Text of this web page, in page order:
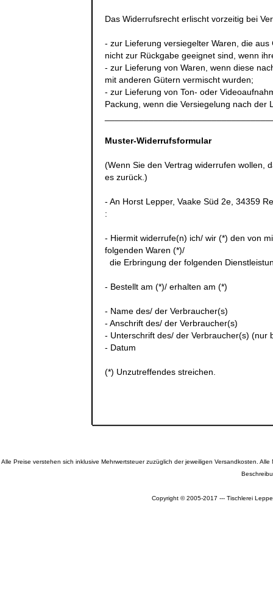
Das Widerrufsrecht erlischt vorzeitig bei
- zur Lieferung versiegelter Waren, die
nicht zur Rückgabe geeignet sind, wenn
- zur Lieferung von Waren, wenn diese
mit anderen Gütern vermischt wurden;
- zur Lieferung von Ton- oder
Packung, wenn die Versiegelung nach der
Muster-Widerrufsformular
(Wenn Sie den Vertrag widerrufen wollen,
es zurück.)
- An Horst Lepper, Vaake Süd 2e, 34359
:
- Hiermit widerrufe(n) ich/ wir (*) den von
folgenden Waren (*)/
die Erbringung der folgenden
- Bestellt am (*)/ erhalten am (*)
- Name des/ der Verbraucher(s)
- Anschrift des/ der Verbraucher(s)
- Unterschrift des/ der Verbraucher(s) (nur
- Datum
(*) Unzutreffendes streichen.
Alle Preise verstehen sich inklusive Mehrwertsteuer zuzüglich der jeweiligen Versandkosten.
Copyright © 2005-2017 --- Tischlerei